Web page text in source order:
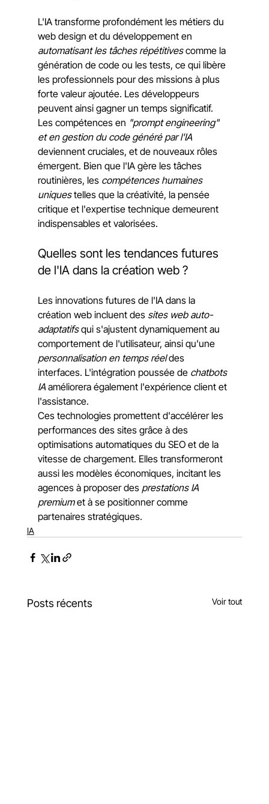
L'IA transforme profondément les métiers du
web design et du développement en
automatisant les tâches répétitives comme la
génération de code ou les tests, ce qui libère
les professionnels pour des missions à plus
forte valeur ajoutée. Les développeurs
peuvent ainsi gagner un temps significatif.
Les compétences en "prompt engineering"
et en gestion du code généré par l'IA
deviennent cruciales, et de nouveaux rôles
émergent. Bien que l'IA gère les tâches
routinières, les compétences humaines
uniques telles que la créativité, la pensée
critique et l'expertise technique demeurent
indispensables et valorisées.
Quelles sont les tendances futures
de l'IA dans la création web ?
Les innovations futures de l'IA dans la
création web incluent des sites web auto-
adaptatifs qui s'ajustent dynamiquement au
comportement de l'utilisateur, ainsi qu'une
personnalisation en temps réel des
interfaces. L'intégration poussée de chatbots
IA améliorera également l'expérience client et
l'assistance.
Ces technologies promettent d'accélérer les
performances des sites grâce à des
optimisations automatiques du SEO et de la
vitesse de chargement. Elles transformeront
aussi les modèles économiques, incitant les
agences à proposer des prestations IA
premium et à se positionner comme
partenaires stratégiques.
IA
Posts récents Voir tout